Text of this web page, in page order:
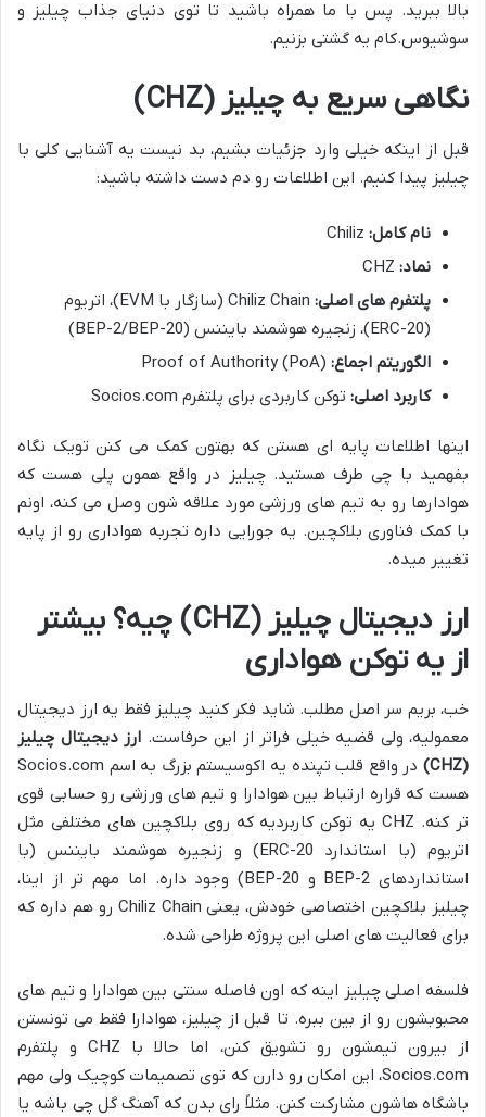
بالا ببرید. پس با ما همراه باشید تا توی دنیای جذاب چیلیز و
سوشیوس.کام یه گشتی بزنیم.
نگاهی سریع به چیلیز (CHZ)
قبل از اینکه خیلی وارد جزئیات بشیم، بد نیست یه آشنایی کلی با
چیلیز پیدا کنیم. این اطلاعات رو دم دست داشته باشید:
نام کامل:
نماد:
پلتفرم های اصلی:
Chiliz Chain (سازگار با EVM)، اتریوم
(ERC-20)، زنجیره هوشمند بایننس (BEP-2/BEP-20)
الگوریتم اجماع:
کاربرد اصلی: توکن کاربردی برای پلتفرم Socios.com
اینها اطلاعات پایه ای هستن که بهتون کمک می کنن تویک نگاه
بفهمید با چی طرف هستید. چیلیز در واقع همون پلی هست که
هوادارها رو به تیم های ورزشی مورد علاقه شون وصل می کنه، اونم
با کمک فناوری بلاکچین. یه جورایی داره تجربه هواداری رو از پایه
تغییر میده.
ارز دیجیتال چیلیز (CHZ) چیه؟ بیشتر
از یه توکن هواداری
خب، بریم سر اصل مطلب. شاید فکر کنید چیلیز فقط یه ارز دیجیتال
معمولیه، ولی قضیه خیلی فراتر از این حرفاست. ارز دیجیتال چیلیز
(CHZ)
در واقع قلب تپنده یه اکوسیستم بزرگ به اسم Socios.com
هست که قراره ارتباط بین هوادارا و تیم های ورزشی رو حسابی قوی
تر کنه. CHZ یه توکن کاربردیه که روی بلاکچین های مختلفی مثل
اتریوم (با استاندارد ERC-20) و زنجیره هوشمند بایننس (با
استانداردهای BEP-2 و BEP-20) وجود داره. اما مهم تر از اینا،
چیلیز بلاکچین اختصاصی خودش، یعنی Chiliz Chain رو هم داره که
برای فعالیت های اصلی این پروژه طراحی شده.
فلسفه اصلی چیلیز اینه که اون فاصله سنتی بین هوادارا و تیم های
محبوبشون رو از بین ببره. تا قبل از چیلیز، هوادارا فقط می تونستن
از بیرون تیمشون رو تشویق کنن، اما حالا با CHZ و پلتفرم
Socios.com، این امکان رو دارن که توی تصمیمات کوچیک ولی مهم
باشگاه هاشون مشارکت کنن. مثلاً رای بدن که آهنگ گل چی باشه یا